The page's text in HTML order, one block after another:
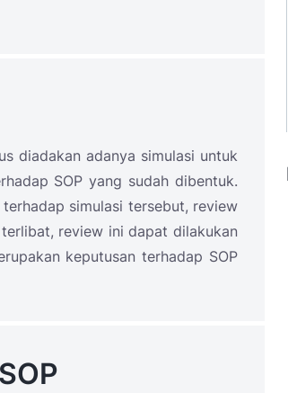
diadakan adanya simulasi untuk
SOP yang sudah dibentuk.
simulasi tersebut, review
review ini dapat dilakukan
keputusan terhadap SOP